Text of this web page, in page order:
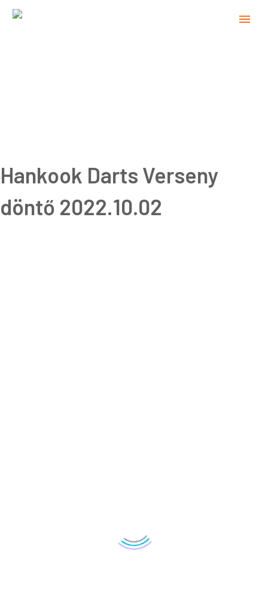
Hankook Darts Verseny
döntő 2022.10.02